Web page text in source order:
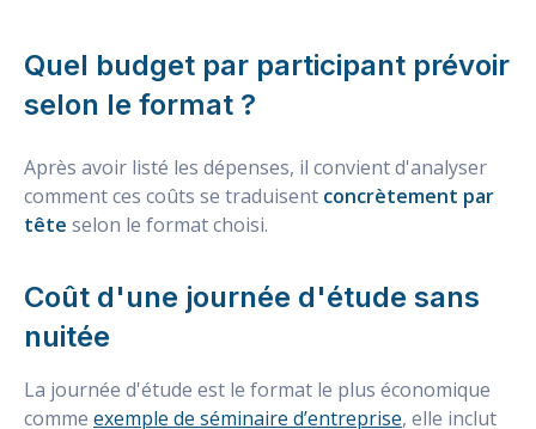
Quel budget par participant prévoir
selon le format ?
Après avoir listé les dépenses, il convient d'analyser
comment ces coûts se traduisent concrètement par
tête selon le format choisi.
Coût d'une journée d'étude sans
nuitée
La journée d'étude est le format le plus économique
comme exemple de séminaire d’entreprise, elle inclut